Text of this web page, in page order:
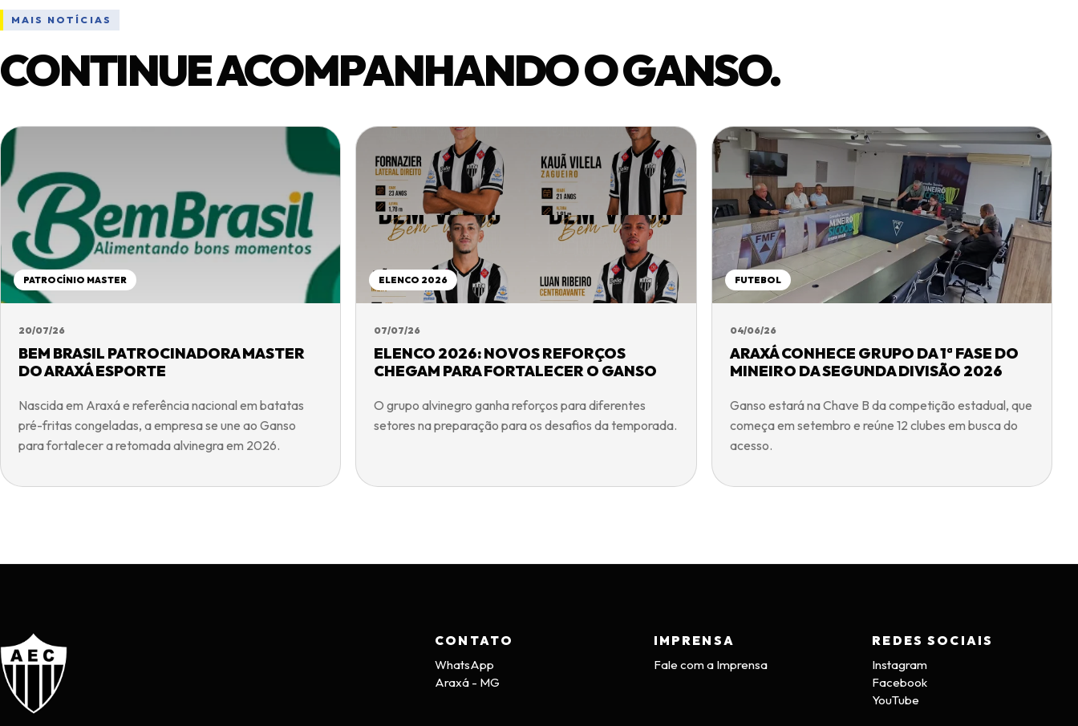
MAIS NOTÍCIAS
CONTINUE ACOMPANHANDO O GANSO.
PATROCÍNIO MASTER
20/07/26
BEM BRASIL PATROCINADORA MASTER
DO ARAXÁ ESPORTE
Nascida em Araxá e referência nacional em batatas
pré-fritas congeladas, a empresa se une ao Ganso
para fortalecer a retomada alvinegra em 2026.
ELENCO 2026
07/07/26
ELENCO 2026: NOVOS REFORÇOS
CHEGAM PARA FORTALECER O GANSO
O grupo alvinegro ganha reforços para diferentes
setores na preparação para os desafios da temporada.
FUTEBOL
04/06/26
ARAXÁ CONHECE GRUPO DA 1ª FASE DO
MINEIRO DA SEGUNDA DIVISÃO 2026
Ganso estará na Chave B da competição estadual, que
começa em setembro e reúne 12 clubes em busca do
acesso.
CONTATO
WhatsApp
Araxá - MG
IMPRENSA
Fale com a Imprensa
REDES SOCIAIS
Instagram
Facebook
YouTube